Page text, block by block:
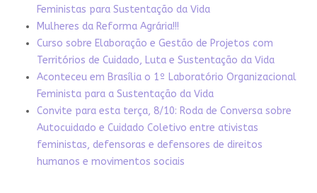
Feministas para Sustentação da Vida
Mulheres da Reforma Agrária!!!
Curso sobre Elaboração e Gestão de Projetos com
Territórios de Cuidado, Luta e Sustentação da Vida
Aconteceu em Brasília o 1º Laboratório Organizacional
Feminista para a Sustentação da Vida
Convite para esta terça, 8/10: Roda de Conversa sobre
Autocuidado e Cuidado Coletivo entre ativistas
feministas, defensoras e defensores de direitos
humanos e movimentos sociais